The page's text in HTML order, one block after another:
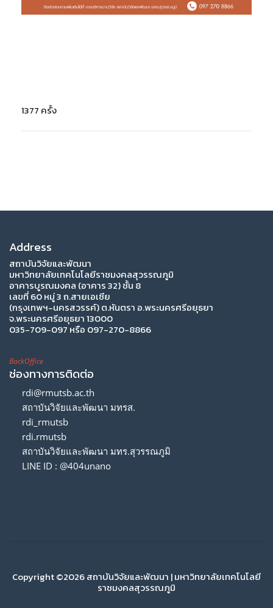
1377 ครั้ง
Address
สถาบันวิจัยและพัฒนา
มหาวิทยาลัยเทคโนโลยีราชมงคลสุวรรณภูมิ
อาคารบูรณมงคล (อาคาร 32) ชั้น 8
เลขที่ 60 หมู่ 3 ถ.สายเอเซีย
(กรุงเทพฯ-นครสวรรค์) ต.หันตรา อ.พระนครศรีอยุธยา
จ.พระนครศรีอยุธยา 13000
035-709-097 หรือ 097-270-8866
BackOffice
ช่องทางการติดต่อ
rdi@rmutsb.ac.th
สถาบันวิจัยและพัฒนา มทรส.
rdi_rmutsb
rdi.rmutsb
สถาบันวิจัยและพัฒนา มทร.สุวรรณภูมิ
LINE ID : @404unano
Copyright ©2026 สถาบันวิจัยและพัฒนา | มหาวิทยาลัยเทคโนโลยี
ราชมงคลสุวรรณภูมิ